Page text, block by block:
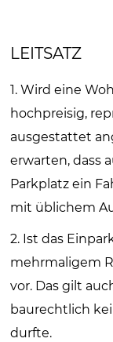
LEITSATZ
1. Wird eine
hochpreisig,
ausgestattet
erwarten, dass
Parkplatz ein
mit üblichem
2. Ist das
mehrmaligem
vor. Das gilt
baurechtlich
durfte.